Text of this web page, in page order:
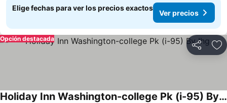
Elige fechas para ver los precios exactos
Ver precios
Compartir
Opción destacada
Holiday Inn Washington-college Pk (i-95) By Ihg